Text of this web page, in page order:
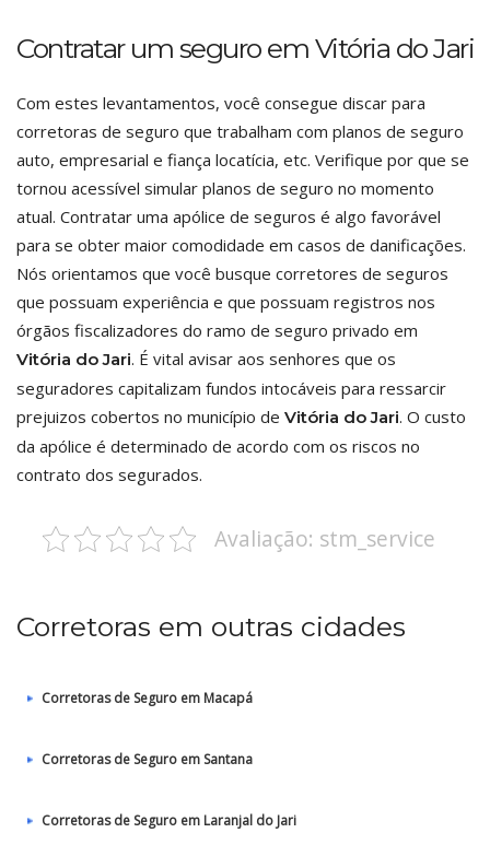
Contratar um seguro em Vitória do Jari
Com estes levantamentos, você consegue discar para
corretoras de seguro que trabalham com planos de seguro
auto, empresarial e fiança locatícia, etc. Verifique por que se
tornou acessível simular planos de seguro no momento
atual. Contratar uma apólice de seguros é algo favorável
para se obter maior comodidade em casos de danificações.
Nós orientamos que você busque corretores de seguros
que possuam experiência e que possuam registros nos
órgãos fiscalizadores do ramo de seguro privado em
Vitória do Jari. É vital avisar aos senhores que os
seguradores capitalizam fundos intocáveis para ressarcir
prejuizos cobertos no município de Vitória do Jari. O custo
da apólice é determinado de acordo com os riscos no
contrato dos segurados.
Avaliação: stm_service
Corretoras em outras cidades
Corretoras de Seguro em Macapá
Corretoras de Seguro em Santana
Corretoras de Seguro em Laranjal do Jari